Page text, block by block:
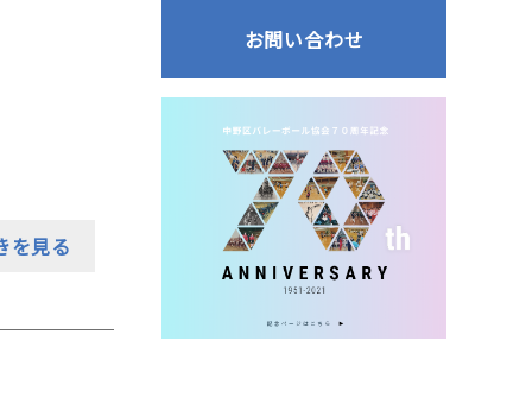
を見る
お問い合わせ